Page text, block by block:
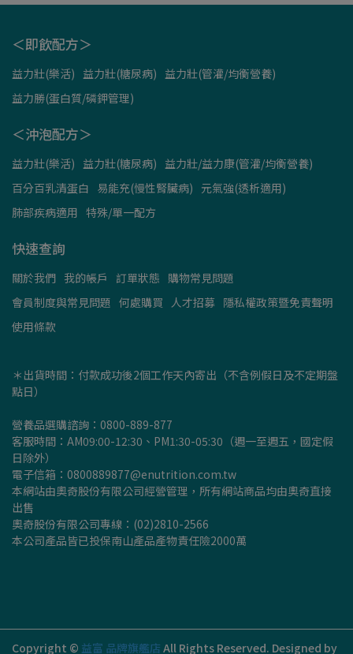
＜即飲配方＞
益力壯(樂活) 益力壯(糖尿病) 益力壯(管灌/均衡營養)
益力勝(蛋白質/磷鉀管理)
＜沖泡配方＞
益力壯(樂活) 益力壯(糖尿病) 益力壯/益力康(管灌/均衡營養)
百分百乳清蛋白 易能充(慢性腎臟病) 元氣強(透析適用)
肺部疾病適用 特殊/單一配方
快速查詢
關於我們 我的帳戶 訂單狀態 購物常見問題
會員制度與常見問題 何處購買 人才招募 隱私權政策暨免責聲明
使用條款
＊出貨時間：付款成功後2個工作天內寄出（不含例假日及不定期盤
點日）
營養品選購諮詢：0800-889-877
客服時間：AM09:00-12:30、PM1:30-05:30（週一至週五，國定假
日除外）
電子信箱：0800889877@enutrition.com.tw
本網站由奧奇股份有限公司經營管理，所有網站商品均由奧奇直接
出售
奧奇股份有限公司專線：(02)2810-2566
本公司產品皆已投保南山產品產物責任險2000萬
Copyright © 益富 品牌旗艦店 All Rights Reserved. Designed by